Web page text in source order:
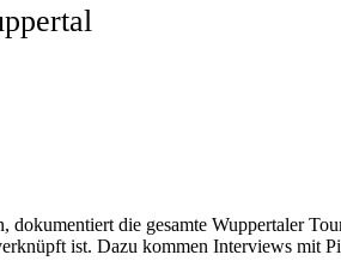
die gesamte Wuppertaler
ist. Dazu kommen Interviews mit